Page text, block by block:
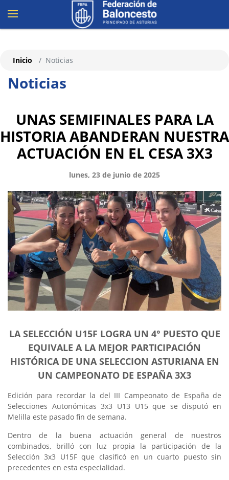
Noticias
Inicio Noticias
UNAS SEMIFINALES PARA LA
HISTORIA ABANDERAN NUESTRA
ACTUACIÓN EN EL CESA 3X3
lunes, 23 de junio de 2025
LA SELECCIÓN U15F LOGRA UN 4° PUESTO QUE
EQUIVALE A LA MEJOR PARTICIPACIÓN
HISTÓRICA DE UNA SELECCION ASTURIANA EN
UN CAMPEONATO DE ESPAÑA 3X3
Edición para recordar la del III Campeonato de España de
Selecciones Autonómicas 3x3 U13 U15 que se disputó en
Melilla este pasado fin de semana.
Dentro de la buena actuación general de nuestros
combinados, brilló con luz propia la participación de la
Selección 3x3 U15F que clasificó en un cuarto puesto sin
precedentes en esta especialidad.